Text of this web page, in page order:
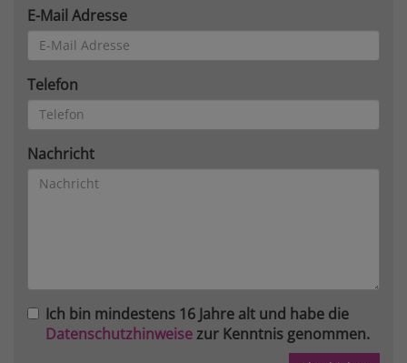
E-Mail Adresse
Telefon
Nachricht
Ich bin mindestens 16 Jahre alt und habe die
Datenschutzhinweisezur Kenntnis genommen.